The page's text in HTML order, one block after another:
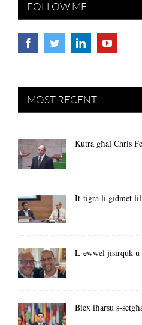
FOLLOW ME
MOST RECENT
Kutra għal Chris
It-tigra li gidmet lil
L-ewwel jisirquk u
Biex iħarsu s-